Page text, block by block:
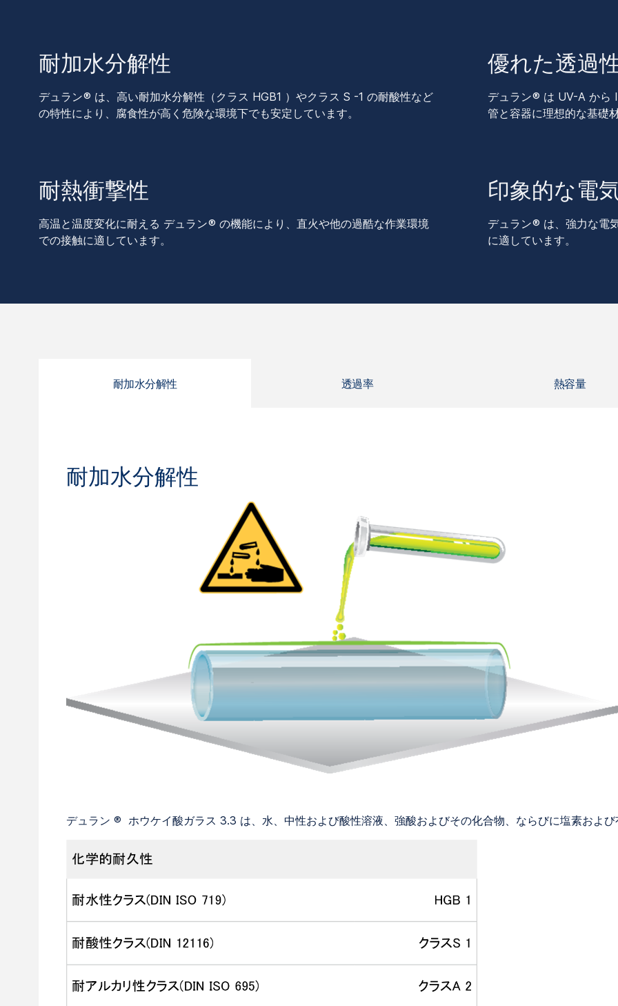
耐加水分解性
デュラン ® は、高い耐加水分解性（クラス HGB1 ）やクラス S -1 の耐酸性など
の特性により、腐食性が高く危険な環境下でも安定しています。
優れた透過
デュラン ® は UV-A から
管と容器に理想的な基礎
耐熱衝撃性
高温と温度変化に耐える デュラン ® の機能により、直火や他の過酷な作業環境
での接触に適しています。
印象的な電
デュラン ® は、強力な電
に適しています。
耐加水分解性 透過率 熱容量
耐加水分解性
デュラン ® ホウケイ酸ガラス 3.3 は、水、中性および酸性溶液、強酸およびその化合物、ならびに塩素およ